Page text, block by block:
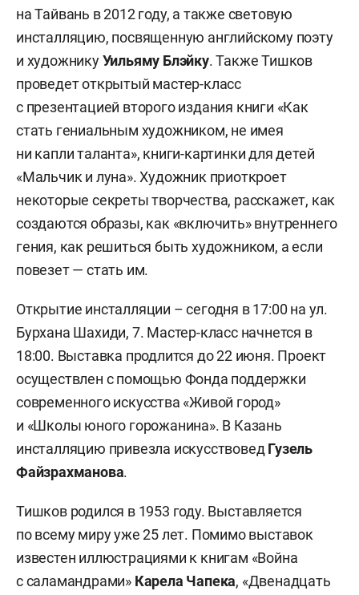
на Тайвань в 2012 году, а также световую
инсталляцию, посвященную английскому поэту
и художникуУильяму Блэйку. Также Тишков
проведет открытый мастер-класс
с презентацией второго издания книги «Как
стать гениальным художником, не имея
ни капли таланта», книги-картинки для детей
«Мальчик и луна». Художник приоткроет
некоторые секреты творчества, расскажет, как
создаются образы, как «включить» внутреннего
гения, как решиться быть художником, а если
повезет — стать им.
Открытие инсталляции – сегодня в 17:00 на ул.
Бурхана Шахиди, 7. Мастер-класс начнется в
18:00. Выставка продлится до 22 июня. Проект
осуществлен с помощью Фонда поддержки
современного искусства «Живой город»
и «Школы юного горожанина». В Казань
инсталляцию привезла искусствовед Гузель
Файзрахманова.
Тишков родился в 1953 году. Выставляется
по всему миру уже 25 лет. Помимо выставок
известен иллюстрациями к книгам «Война
с саламандрами» Карела Чапека, «Двенадцать